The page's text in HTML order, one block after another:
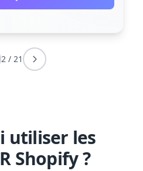
2/ 21
utiliser les
Shopify ?